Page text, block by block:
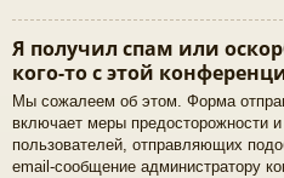
Я получил спам или
кого-то с этой
Мы сожалеем об этом. Форма
включает меры предосторожности
пользователей, отправляющих
email-сообщение администратору